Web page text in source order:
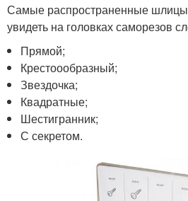
Самые распространенные
увидеть на головках саморезов
Прямой;
Крестоообразный;
Звездочка;
Квадратные;
Шестигранник;
С секретом.